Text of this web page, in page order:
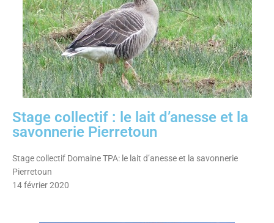
Stage collectif : le lait d’anesse et la
savonnerie Pierretoun
Stage collectif Domaine TPA: le lait d’anesse et la savonnerie
Pierretoun
14 février 2020